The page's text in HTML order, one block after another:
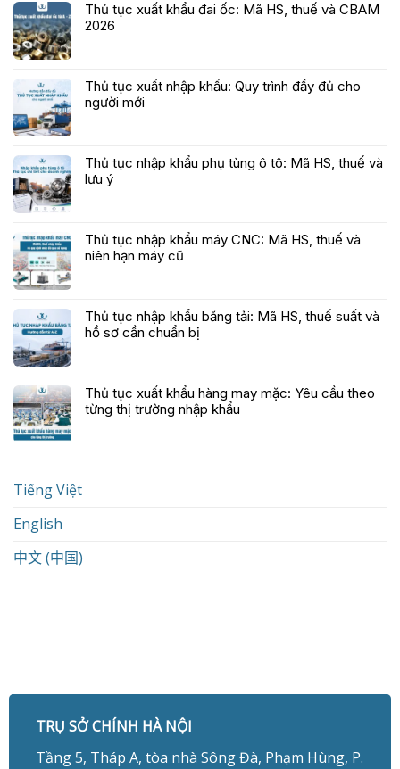
Thủ tục xuất khẩu đai ốc: Mã HS, thuế và CBAM
2026
Thủ tục xuất nhập khẩu: Quy trình đầy đủ cho
người mới
Thủ tục nhập khẩu phụ tùng ô tô: Mã HS, thuế và
lưu ý
Thủ tục nhập khẩu máy CNC: Mã HS, thuế và
niên hạn máy cũ
Thủ tục nhập khẩu băng tải: Mã HS, thuế suất và
hồ sơ cần chuẩn bị
Thủ tục xuất khẩu hàng may mặc: Yêu cầu theo
từng thị trường nhập khẩu
Tiếng Việt
English
中文 (中国)
TRỤ SỞ CHÍNH HÀ NỘI
Tầng 5, Tháp A, tòa nhà Sông Đà, Phạm Hùng, P.